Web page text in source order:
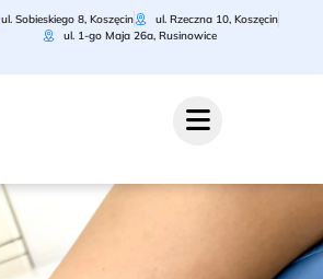
ul. Sobieskiego 8, Koszęcin
ul. Rzeczna 10, Koszęcin
ul. 1-go Maja 26a, Rusinowice